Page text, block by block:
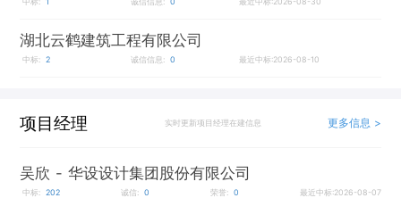
湖北云鹤建筑工程有限公司
中标: 2 诚信信息: 0 最近中标:2026-08-10
项目经理 实时更新项目经理在建信息 更多信息 >
吴欣 - 华设设计集团股份有限公司
中标: 202 诚信: 0 荣誉: 0 最近中标:2026-08-07